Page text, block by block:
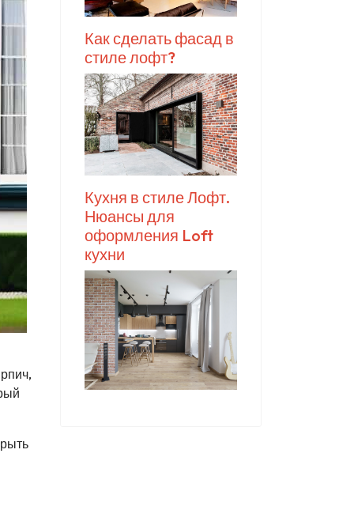
Как сделать фасад в
стиле лофт?
Кухня в стиле Лофт.
Нюансы для
оформления Loft
кухни